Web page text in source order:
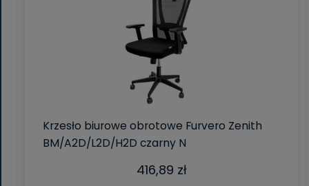
Krzesło biurowe obrotowe Furvero Zenith
BM/A2D/L2D/H2D czarny N
416,89 zł